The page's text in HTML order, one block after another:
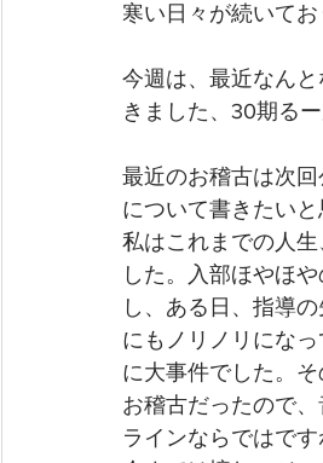
寒い日々が続いて
今週は、最近なん
きました、30期る
最近のお稽古は次
について書きたい
私はこれまでの人
した。入部ほやほ
し、ある日、指導
にもノリノリにな
に大事件でした。
お稽古だったので
ラインならではで